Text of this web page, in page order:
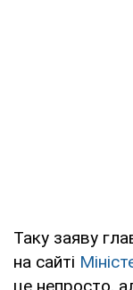
Таку заяву
на сайті
це непросто,